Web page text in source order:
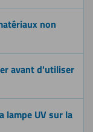
non
avant d'utiliser
lampe UV sur la